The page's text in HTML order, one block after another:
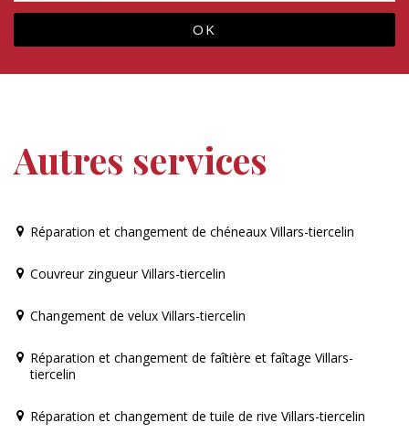
Autres services
Réparation et changement de chéneaux Villars-tiercelin
Couvreur zingueur Villars-tiercelin
Changement de velux Villars-tiercelin
Réparation et changement de faîtière et faîtage Villars-
tiercelin
Réparation et changement de tuile de rive Villars-tiercelin